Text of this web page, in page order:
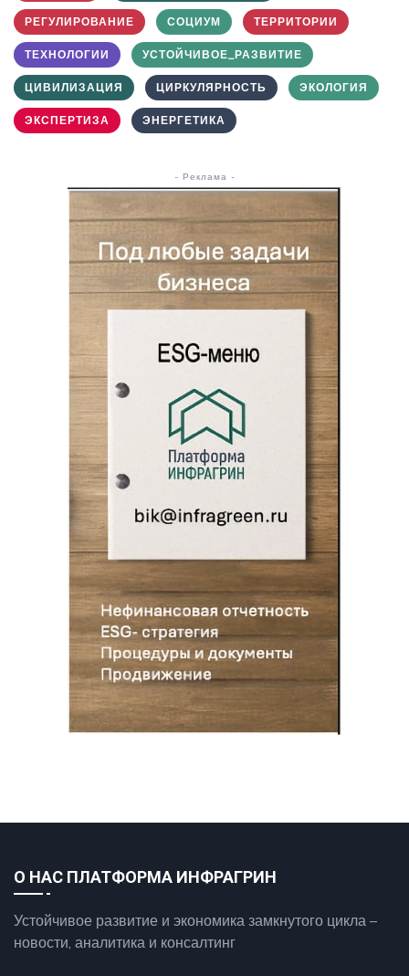
РЕГУЛИРОВАНИЕ СОЦИУМ ТЕРРИТОРИИ
ТЕХНОЛОГИИ УСТОЙЧИВОЕ_РАЗВИТИЕ
ЦИВИЛИЗАЦИЯ ЦИРКУЛЯРНОСТЬ ЭКОЛОГИЯ
ЭКСПЕРТИЗА ЭНЕРГЕТИКА
- Реклама -
О НАС ПЛАТФОРМА ИНФРАГРИН
Устойчивое развитие и экономика замкнутого цикла –
новости, аналитика и консалтинг